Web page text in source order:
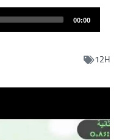
00:00
12H